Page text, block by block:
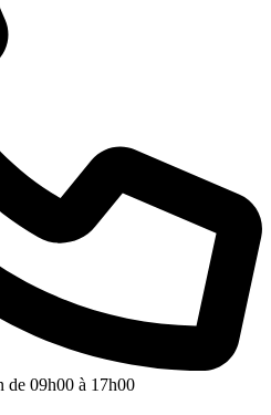
de 09h00 à 17h00